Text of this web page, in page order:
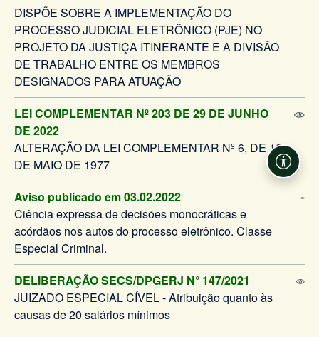
DISPÕE SOBRE A IMPLEMENTAÇÃO DO
PROCESSO JUDICIAL ELETRÔNICO (PJE) NO
PROJETO DA JUSTIÇA ITINERANTE E A DIVISÃO
DE TRABALHO ENTRE OS MEMBROS
DESIGNADOS PARA ATUAÇÃO
LEI COMPLEMENTAR Nº 203 DE 29 DE JUNHO
DE 2022
ALTERAÇÃO DA LEI COMPLEMENTAR Nº 6, DE 12
DE MAIO DE 1977
Aviso publicado em 03.02.2022
Ciência expressa de decisões monocráticas e
acórdãos nos autos do processo eletrônico. Classe
Especial Criminal.
DELIBERAÇÃO SECS/DPGERJ N° 147/2021
JUIZADO ESPECIAL CÍVEL - Atribuição quanto às
causas de 20 salários mínimos